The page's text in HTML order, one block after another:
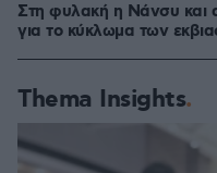
Στη φυλακή η Νάνσυ και
για το κύκλωμα των
Thema Insights